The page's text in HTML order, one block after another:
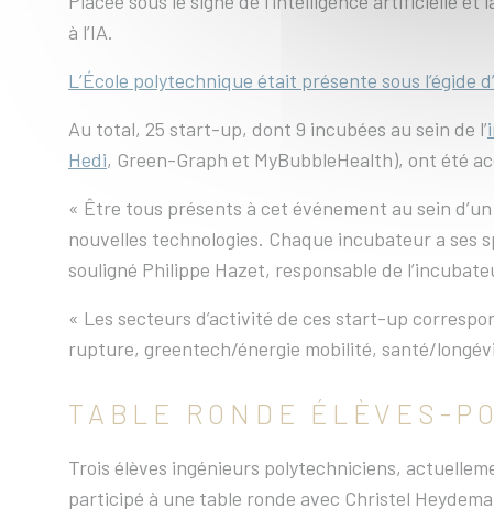
à l’IA.
L’École polytechnique était présente sous
Au total, 25 start-up, dont 9 incubées au sein de l’
Hedi, Green-Graph et MyBubbleHealth), ont été
« Être tous présents à cet événement au sein
nouvelles technologies. Chaque incubateur a
souligné Philippe Hazet, responsable de
« Les secteurs d’activité de ces start-up
rupture, greentech/énergie mobilité, santé/
TABLE RONDE ÉLÈVES-
Trois élèves ingénieurs polytechniciens,
participé à une table ronde avec Christel